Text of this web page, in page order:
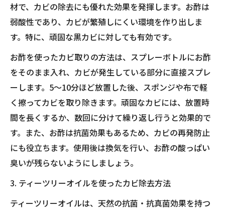
材で、カビの除去にも優れた効果を発揮します。お酢は
弱酸性であり、カビが繁殖しにくい環境を作り出しま
す。特に、頑固な黒カビに対しても有効です。
お酢を使ったカビ取りの方法は、スプレーボトルにお酢
をそのまま入れ、カビが発生している部分に直接スプレ
ーします。5〜10分ほど放置した後、スポンジや布で軽
く擦ってカビを取り除きます。頑固なカビには、放置時
間を長くするか、数回に分けて繰り返し行うと効果的で
す。また、お酢は抗菌効果もあるため、カビの再発防止
にも役立ちます。使用後は換気を行い、お酢の酸っぱい
臭いが残らないようにしましょう。
3. ティーツリーオイルを使ったカビ除去方法
ティーツリーオイルは、天然の抗菌・抗真菌効果を持つ